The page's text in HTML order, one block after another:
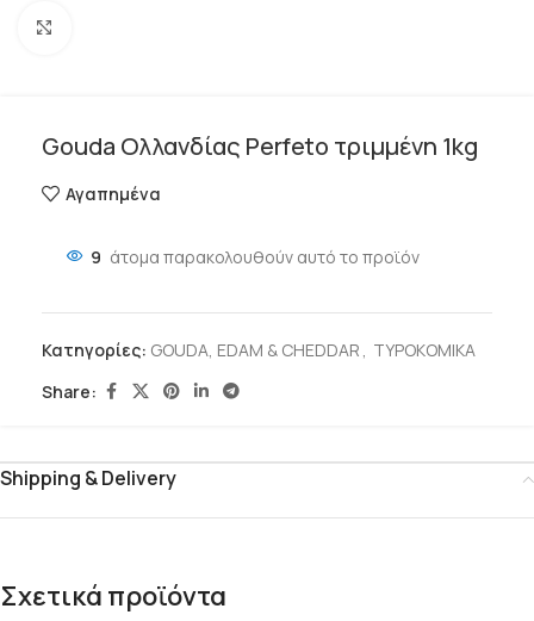
Gouda Ολλανδίας Perfeto τριμμένη 1kg
Αγαπημένα
9 άτομα παρακολουθούν αυτό το προϊόν
Κατηγορίες: GOUDA, EDAM & CHEDDAR , ΤΥΡΟΚΟΜΙΚΑ
Share:
Shipping & Delivery
Σχετικά προϊόντα